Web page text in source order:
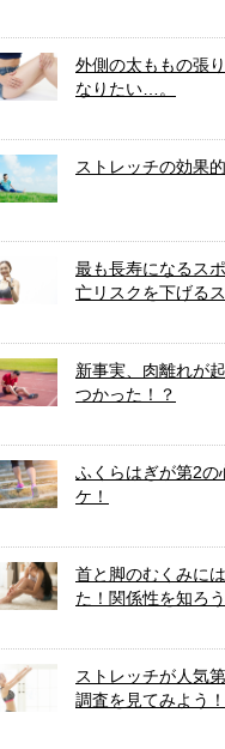
外側の太ももの張
なりたい…。
ストレッチの効果
最も長寿になるス
亡リスクを下げる
新事実、肉離れが
つかった！？
ふくらはぎが第2の
ケ！
首と脚のむくみに
た！関係性を知ろう
ストレッチが人気
調査を見てみよう！